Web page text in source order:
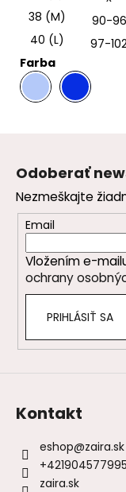
38 (M)
90-96
40 (L)
97-
Farba
.
Odoberať
Nezmeškajte
Email
Vložením e-
ochrany
PRIHLÁSIŤ SA
Kontakt
eshop@zaira.sk
+421904577995
zaira.sk